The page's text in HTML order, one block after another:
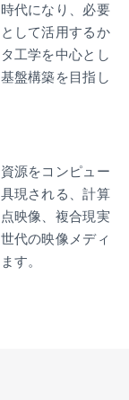
代になり、必要
して活用するか
工学を中心とし
盤構築を目指し
源をコンピュー
現される、計算
映像、複合現実
代の映像メディ
す。